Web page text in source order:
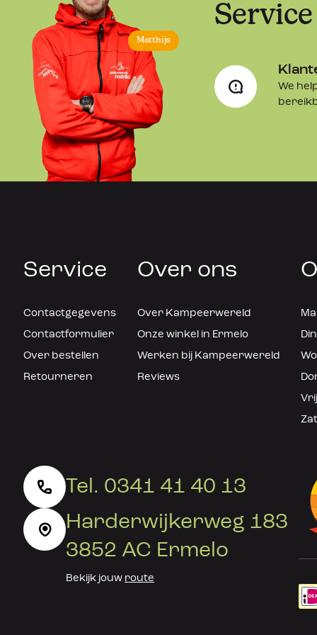
terwijl het leegloop ventiel alleen lucht uit de mat laat stromen.
Terugslagventielen voorkomen dat lucht de verkeerde kant op
Het inlaat ventiel laat de mat 3 keer sneller vullen met lucht als
Therm-a-Rest ventiel en het uitlaat ventiel tot wel 5 keer zo
slaapmatten vullen via de mond,
selfinflating of met een
*    Op gaatjes van buitenaf zit geen garantie
* Het beste bewaar je een slaapmat op een droge en donkere
uitgerold met de ventielen open
Matthijs
Service
We
Service
Contactgegevens
Contactformulier
Over bestellen
Retourneren
Over ons
Over Kampeerwereld
Onze winkel in Ermelo
Werken bij Kampeerwereld
Reviews
Tel. 0341 41 40 13
Harderwijkerweg 183
3852 AC Ermelo
Bekijk jouw route